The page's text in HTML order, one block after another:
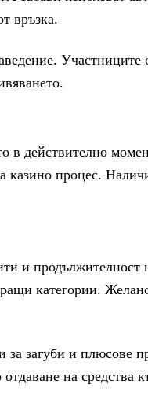
връзка.
в действително
казино процес.
и продължителност
категории.
за загуби и плюсове
на средства